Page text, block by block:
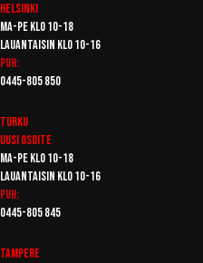
Helsinki
Ma-pe klo 10-18
Lauantaisin klo 10-16
Puh:
0445-805 850
Turku
Uusi osoite
Ma-pe klo 10-18
Lauantaisin klo 10-16
Puh:
0445-805 845
Tampere